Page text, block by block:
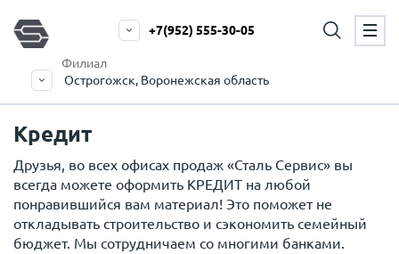
Филиал
Острогожск, Воронежская область
+7(952) 555-30-05
Кредит
Друзья, во всех офисах продаж «Сталь Сервис» вы
всегда можете оформить КРЕДИТ на любой
понравившийся вам материал! Это поможет не
откладывать строительство и сэкономить семейный
бюджет. Мы сотрудничаем со многими банками.